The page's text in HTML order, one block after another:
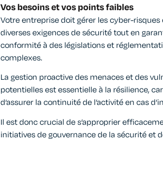
Vos besoins et vos points faibles
Votre entreprise doit gérer les cyber-risques
diverses exigences de sécurité tout en
conformité à des législations et
complexes.
La gestion proactive des menaces et des
potentielles est essentielle à la résilience,
d’assurer la continuité de l’activité en cas
Il est donc crucial de s’approprier
initiatives de gouvernance de la sécurité et